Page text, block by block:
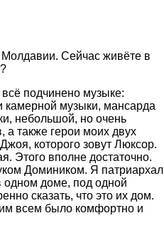
Сейчас живёте в
подчинено музыке:
камерной музыки, мансарда
небольшой, но очень
а также герои моих двух
которого зовут Люксор.
Этого вполне достаточно.
Домиником. Я патриархал
доме, под одной
сказать, что это их дом.
всем было комфортно и